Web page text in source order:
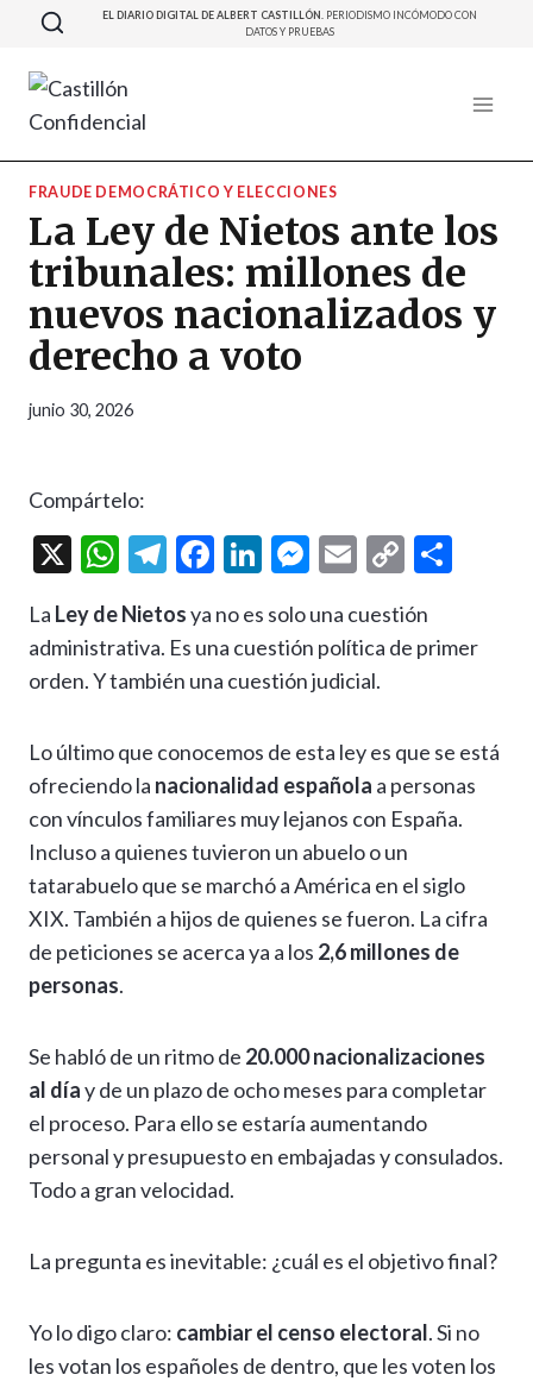
Saltar
contenido
EL DIARIO DIGITAL DE ALBERT CASTILLÓN. PERIODISMO INCÓMODO CON
DATOS Y PRUEBAS
FRAUDE DEMOCRÁTICO Y ELECCIONES
La Ley de Nietos ante los
tribunales: millones de
nuevos nacionalizados y
derecho a voto
junio 30, 2026
Compártelo:
X
W
at
s
p
p
T
e
gr
m
F
e
b
o
k
Li
ke
dI
M
se
n
g
er
E
ai
l
C
p
y
n
k
p
ti
r
La Ley de Nietosya no es solo una cuestión
administrativa. Es una cuestión política de primer
orden. Y también una cuestión judicial.
Lo último que conocemos de esta ley es que se está
ofreciendo la nacionalidad española a personas
con vínculos familiares muy lejanos con España.
Incluso a quienes tuvieron un abuelo o un
tatarabuelo que se marchó a América en el siglo
XIX. También a hijos de quienes se fueron. La cifra
de peticiones se acerca ya a los 2,6 millones de
personas.
Se habló de un ritmo de 20.000 nacionalizaciones
al díay de un plazo de ocho meses para completar
el proceso. Para ello se estaría aumentando
personal y presupuesto en embajadas y consulados.
Todo a gran velocidad.
La pregunta es inevitable: ¿cuál es el objetivo final?
Yo lo digo claro: cambiar el censo electoral. Si no
les votan los españoles de dentro, que les voten los